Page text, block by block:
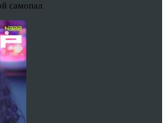
самопал